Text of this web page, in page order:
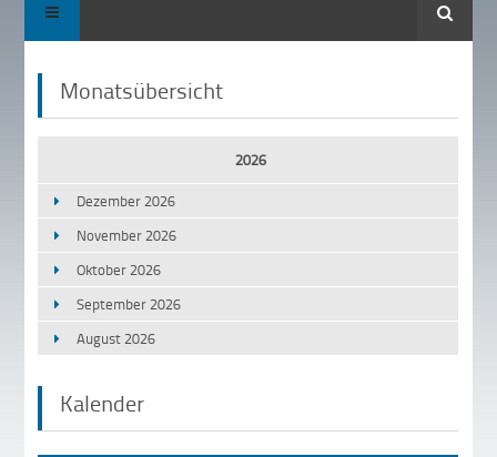
Suche
Monatsübersicht
2026
Dezember 2026
November 2026
Oktober 2026
September 2026
August 2026
Kalender